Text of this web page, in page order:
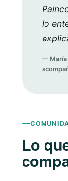
lo
— María
Lo